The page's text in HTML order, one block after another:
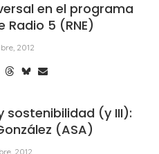
en el programa
Radio 5 (RNE)
2012
(y III):
(ASA)
2012